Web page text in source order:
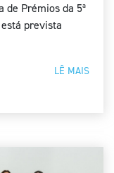
de Prémios da 5ª
está prevista
LÊ MAIS